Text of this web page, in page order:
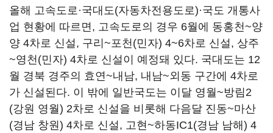
올해 고속도로·국대도(자동차전용도로)·국도 개통사
업 현황에 따르면, 고속도로의 경우 6월에 동홍천~양
양 4차로 신설, 구리~포천(민자) 4~6차로 신설, 상주
~영천(민자) 4차로 신설이 예정돼 있다. 국대도는 12
월 경북 경주의 효연~내남, 내남~외동 구간에 4차로
가 신설된다. 이 밖에 일반국도는 이달 영월~방림2
(강원 영월) 2차로 신설을 비롯해 다음달 진동~마산
(경남 창원) 4차로 신설, 고현~하동IC1(경남 남해) 4